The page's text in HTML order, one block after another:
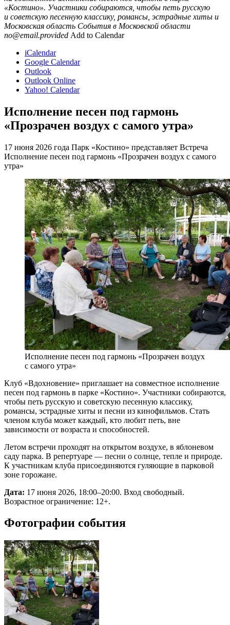
«Костино». Участники собираются, чтобы петь русскую
и советскую песенную классику, романсы, эстрадные хиты и
Московская область События в Московской области
no@email.provided Add to Calendar
iCalendar
Google Calendar
Outlook
Outlook Online
Yahoo! Calendar
Исполнение песен под гармонь
«Прозрачен воздух с самого утра»
17 июня 2026 года Парк «Костино» представляет Встреча
Исполнение песен под гармонь «Прозрачен воздух с самого
утра»
Исполнение песен под гармонь «Прозрачен воздух
с самого утра»
Клуб «Вдохновение» приглашает на совместное исполнение
песен под гармонь в парке «Костино». Участники собираются,
чтобы петь русскую и советскую песенную классику,
романсы, эстрадные хиты и песни из кинофильмов. Стать
членом клуба может каждый, кто любит петь, вне
зависимости от возраста и способностей.
Летом встречи проходят на открытом воздухе, в яблоневом
саду парка. В репертуаре — песни о солнце, тепле и природе.
К участникам клуба присоединяются гуляющие в парковой
зоне горожане.
Дата: 17 июня 2026, 18:00–20:00. Вход свободный.
Возрастное ограничение: 12+.
Фотографии события